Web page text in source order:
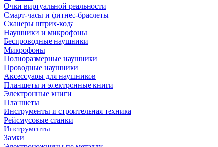
Очки виртуальной реальности
Смарт-часы и фитнес-браслеты
Сканеры штрих-кода
Наушники и микрофоны
Беспроводные наушники
Микрофоны
Полноразмерные наушники
Проводные наушники
Аксессуары для наушников
Планшеты и электронные книги
Электронные книги
Планшеты
Инструменты и строительная техника
Рейсмусовые станки
Инструменты
Замки